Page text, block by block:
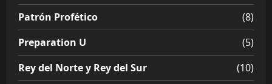
Patrón Profético
(8)
Preparation U
(5)
Rey del Norte y Rey del Sur
(10)